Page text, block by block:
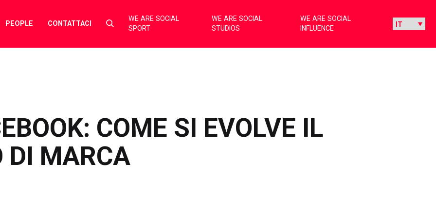
PEOPLE CONTATTACI
Select
toggle
WE ARE SOCIAL
SPORT
WE ARE SOCIAL
STUDIOS
WE ARE SOCIAL
INFLUENCE
COME SI EVOLVE IL
DI MARCA